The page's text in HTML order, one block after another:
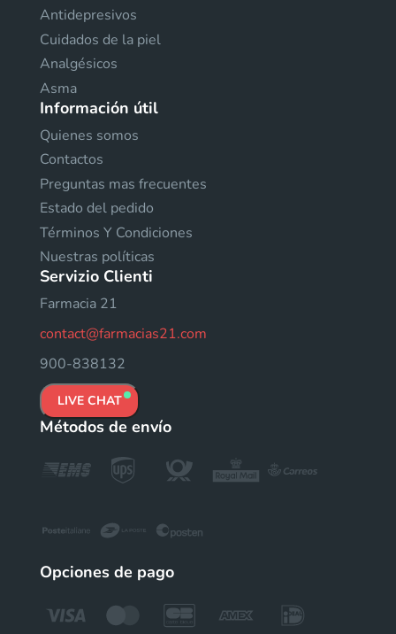
Antidepresivos
Cuidados de la piel
Analgésicos
Asma
Información útil
Quienes somos
Contactos
Preguntas mas frecuentes
Estado del pedido
Términos Y Condiciones
Nuestras políticas
Servizio Clienti
Farmacia 21
contact@farmacias21.com
900-838132
LIVE CHAT
Métodos de envío
Opciones de pago